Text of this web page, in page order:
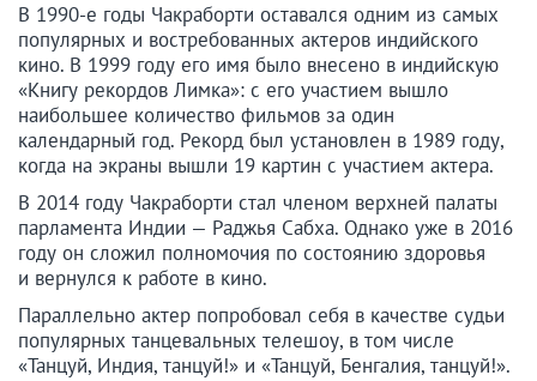
В 1990-е годы Чакраборти оставался одним из самых
популярных и востребованных актеров индийского
кино. В 1999 году его имя было внесено в индийскую
«Книгу рекордов Лимка»: с его участием вышло
наибольшее количество фильмов за один
календарный год. Рекорд был установлен в 1989 году,
когда на экраны вышли 19 картин с участием актера.
В 2014 году Чакраборти стал членом верхней палаты
парламента Индии — Раджья Сабха. Однако уже в 2016
году он сложил полномочия по состоянию здоровья
и вернулся к работе в кино.
Параллельно актер попробовал себя в качестве судьи
популярных танцевальных телешоу, в том числе
«Танцуй, Индия, танцуй!» и «Танцуй, Бенгалия, танцуй!».